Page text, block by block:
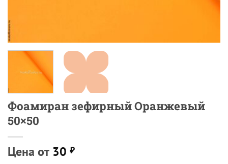
Фоамиран зефирный Оранжевый
50×50
Цена от 30 ₽